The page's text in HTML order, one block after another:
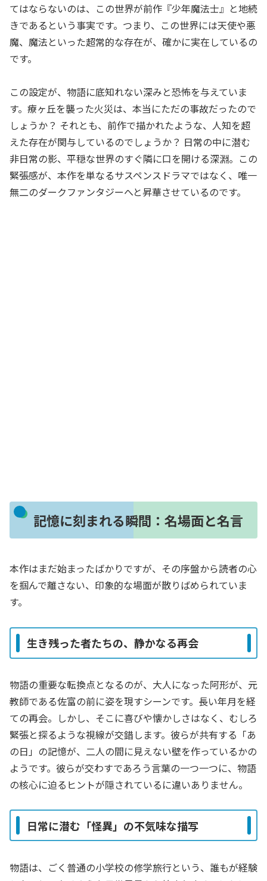
てはならないのは、この世界が前作『少年魔法士』と地続
きであるという事実です。つまり、この世界には天使や悪
魔、魔法といった超常的な存在が、確かに実在しているの
です。
この設定が、物語に底知れない深みと恐怖を与えていま
す。療ヶ丘を襲った火災は、本当にただの事故だったので
しょうか？ それとも、前作で描かれたような、人知を超
えた存在が関与しているのでしょうか？ 日常の中に潜む
非日常の影、平穏な世界のすぐ隣に口を開ける深淵。この
緊張感が、本作を単なるサスペンスドラマではなく、唯一
無二のダークファンタジーへと昇華させているのです。
記憶に刻まれる瞬間：名場面と名言
本作はまだ始まったばかりですが、その序盤から読者の心
を掴んで離さない、印象的な場面が散りばめられていま
す。
生き残った者たちの、静かなる再会
物語の重要な転換点となるのが、大人になった阿形が、元
教師である佐富の前に姿を現すシーンです。長い年月を経
ての再会。しかし、そこに喜びや懐かしさはなく、むしろ
緊張と探るような視線が交錯します。彼らが共有する「あ
の日」の記憶が、二人の間に見えない壁を作っているかの
ようです。彼らが交わすであろう言葉の一つ一つに、物語
の核心に迫るヒントが隠されているに違いありません。
日常に潜む「怪異」の不気味な描写
物語は、ごく普通の小学校の修学旅行という、誰もが経験